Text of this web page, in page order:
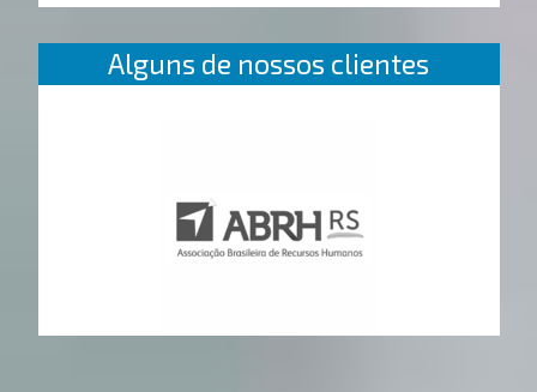
Alguns de nossos clientes